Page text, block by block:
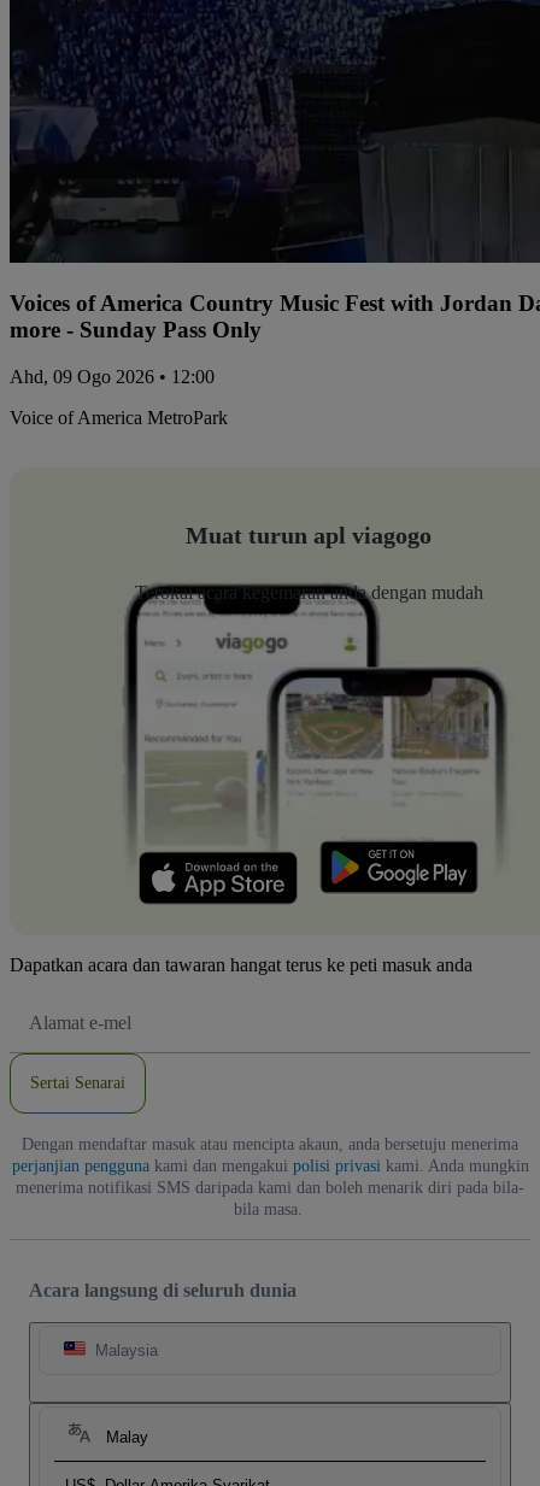
Voices of America Country Music Fest with Jordan
more - Sunday Pass Only
Ahd, 09 Ogo 2026 • 12:00
Voice of America MetroPark
Muat turun apl viagogo
Terokai acara kegemaran anda dengan mudah
Dapatkan acara dan tawaran hangat terus ke peti masuk anda
E-
Sertai Senarai
Dengan mendaftar masuk atau mencipta akaun, anda bersetuju menerima
perjanjian penggunakami dan mengakui polisi privasi kami. Anda mungkin
menerima notifikasi SMS daripada kami dan boleh menarik diri pada bila-
bila masa.
Acara langsung di seluruh dunia
Malaysia
Malay